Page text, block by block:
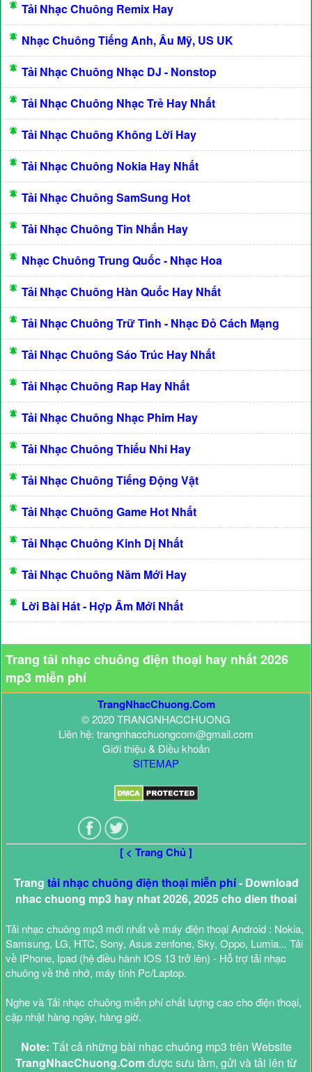
Tải Nhạc Chuông Remix Hay
Nhạc Chuông Tiếng Anh, Âu Mỹ, US UK
Tải Nhạc Chuông Nhạc DJ - Nonstop
Tải Nhạc Chuông Nhạc Trẻ Hay Nhất
Tải Nhạc Chuông Không Lời Hay
Tải Nhạc Chuông Nokia Hay Nhất
Tải Nhạc Chuông SamSung Hot
Tải Nhạc Chuông Tin Nhắn Hay
Nhạc Chuông Trung Quốc - Nhạc Hoa
Tải Nhạc Chuông Hàn Quốc Hay Nhất
Tải Nhạc Chuông Trữ Tình - Nhạc Đỏ Cách Mạng
Tải Nhạc Chuông Sáo Trúc Hay Nhất
Tải Nhạc Chuông Rap Hay Nhất
Tải Nhạc Chuông Nhạc Phim Hay
Tải Nhạc Chuông Thiếu Nhi Hay
Tải Nhạc Chuông Tiếng Động Vật
Tải Nhạc Chuông Game Hot Nhất
Tải Nhạc Chuông Kinh Dị Nhất
Tải Nhạc Chuông Năm Mới Hay
Lời Bài Hát - Hợp Âm Mới Nhất
Trang tải nhạc chuông điện thoại hay nhất 2026
mp3 miễn phí
TrangNhacChuong.Com
© 2020 TRANGNHACCHUONG
Liên hệ: trangnhacchuongcom@gmail.com
Giới thiệu & Điều khoản
SITEMAP
[ < Trang Chủ ]
Trang tải nhạc chuông điện thoại miễn phí- Download
nhac chuong mp3 hay nhat 2026, 2025 cho dien thoai
Tải nhạc chuông mp3 mới nhất về máy điện thoại Android : Nokia,
Samsung, LG, HTC, Sony, Asus zenfone, Sky, Oppo, Lumia... Tải
về IPhone, Ipad (hệ điều hành IOS 13 trở lên) - Hỗ trợ tải nhạc
chuông về thẻ nhớ, máy tính Pc/Laptop.
Nghe và Tải nhạc chuông miễn phí chất lượng cao cho điện thoại,
cập nhật hàng ngày, hàng giờ.
Note: Tất cả những bài nhạc chuông mp3 trên Website
TrangNhacChuong.Comđược sưu tầm, gửi và tải lên từ